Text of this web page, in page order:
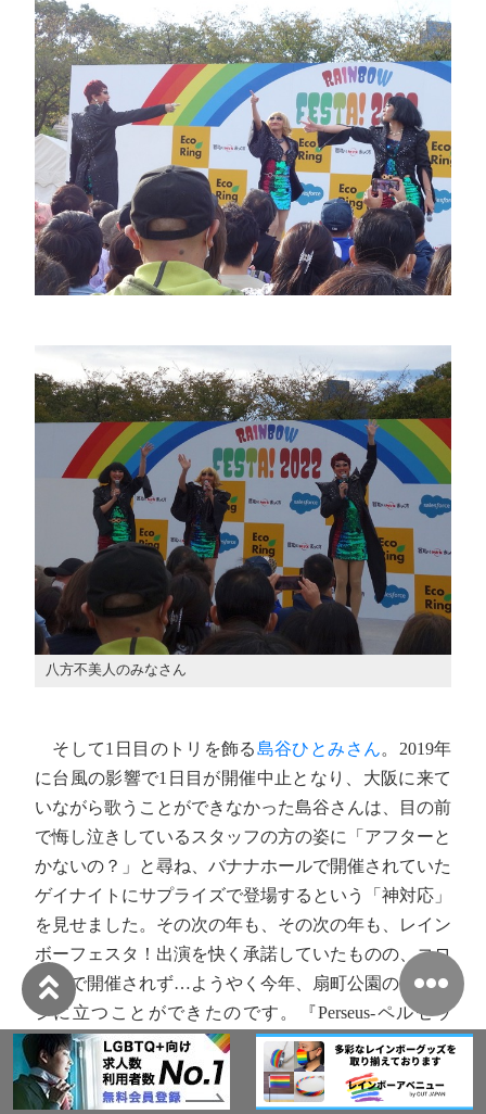
八方不美人のみなさん
そして1日目のトリを飾る島谷ひとみさん。2019年
に台風の影響で1日目が開催中止となり、大阪に来て
いながら歌うことができなかった島谷さんは、目の前
で悔し泣きしているスタッフの方の姿に「アフターと
かないの？」と尋ね、バナナホールで開催されていた
ゲイナイトにサプライズで登場するという「神対応」
を見せました。その次の年も、その次の年も、レイン
ボーフェスタ！出演を快く承諾していたものの、コロ
ナ禍で開催されず…ようやく今年、扇町公園のステー
ジに立つことができたのです。『Perseus-ペルセウ
ス-』では自ら二丁目で流行ってる合いの手を披露
し、レインボーフェスタ！のテーマソングである
『YUME日和』や、代表曲『亜麻色の髪の乙女』も歌